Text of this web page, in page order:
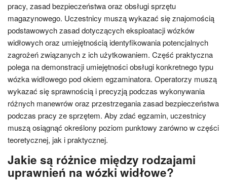
pracy, zasad bezpieczeństwa oraz obsługi sprzętu
magazynowego. Uczestnicy muszą wykazać się znajomością
podstawowych zasad dotyczących eksploatacji wózków
widłowych oraz umiejętnością identyfikowania potencjalnych
zagrożeń związanych z ich użytkowaniem. Część praktyczna
polega na demonstracji umiejętności obsługi konkretnego typu
wózka widłowego pod okiem egzaminatora. Operatorzy muszą
wykazać się sprawnością i precyzją podczas wykonywania
różnych manewrów oraz przestrzegania zasad bezpieczeństwa
podczas pracy ze sprzętem. Aby zdać egzamin, uczestnicy
muszą osiągnąć określony poziom punktowy zarówno w części
teoretycznej, jak i praktycznej.
Jakie są różnice między rodzajami
uprawnień na wózki widłowe?